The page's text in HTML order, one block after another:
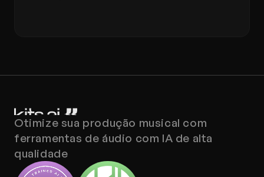
Otimize sua produção musical com
ferramentas de áudio com IA de alta
qualidade